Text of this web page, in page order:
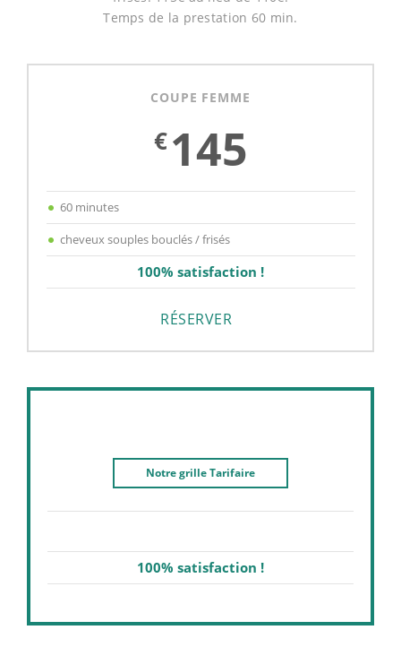
Temps de la prestation 60 min.
COUPE FEMME
€145
60 minutes
cheveux souples bouclés / frisés
100% satisfaction !
RÉSERVER
Notre grille Tarifaire
100% satisfaction !